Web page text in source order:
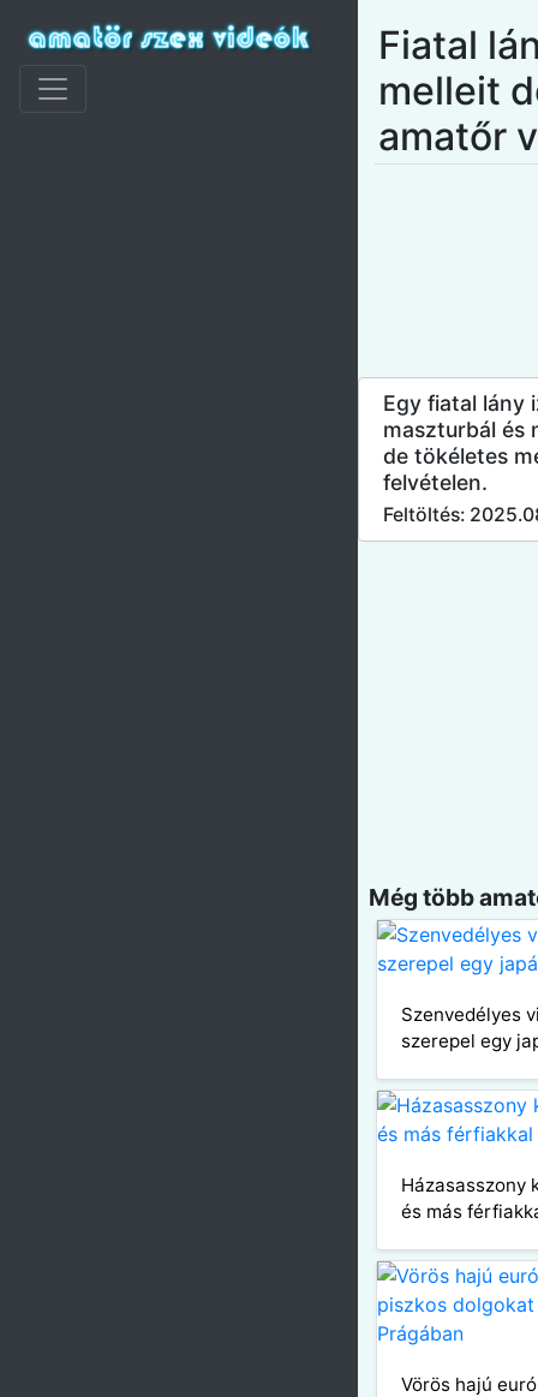
Fiatal
melleit
amatőr
Egy fiatal lány
maszturbál és
de tökéletes
felvételen.
Feltöltés:
Még több
Szenvedélyes
szerepel egy
Házasasszony
és más
Vörös hajú